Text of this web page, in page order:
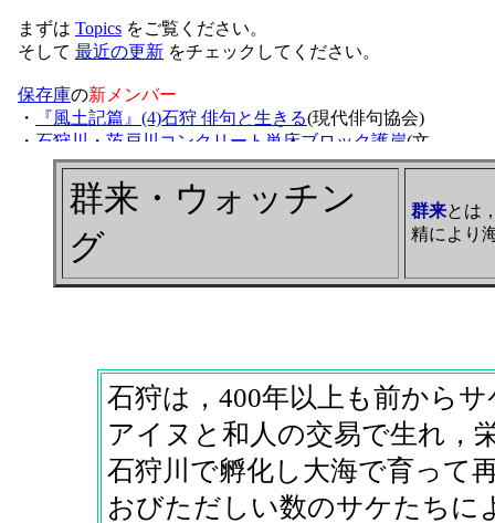
群来・ウォッチン
グ
群来とは
精により
石狩は，400年以上も前から
アイヌと和人の交易で生れ，
石狩川で孵化し大海で育って
おびただしい数のサケたちに